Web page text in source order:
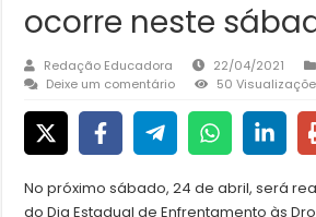
ocorre neste
Redação Educadora 22/04/2021
Deixe um comentário
50
No próximo sábado, 24 de abril, será
do Dia Estadual de Enfrentamento às